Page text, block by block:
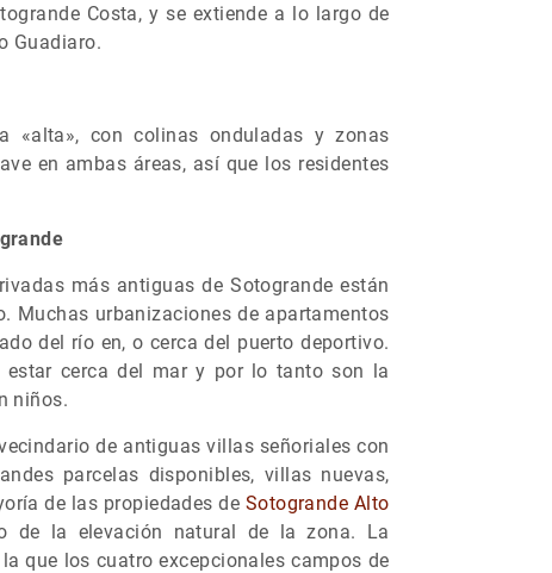
Costa, y se extiende a lo largo de
Guadiaro.
«alta», con colinas onduladas y zonas
en ambas áreas, así que los residentes
más antiguas de Sotogrande están
Muchas urbanizaciones de apartamentos
del río en, o cerca del puerto deportivo.
estar cerca del mar y por lo tanto son la
niños.
de antiguas villas señoriales con
parcelas disponibles, villas nuevas,
de las propiedades de Sotogrande Alto
de la elevación natural de la zona. La
que los cuatro excepcionales campos de